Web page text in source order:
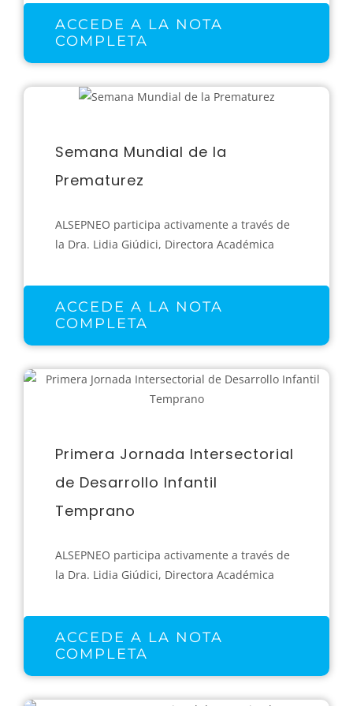
ACCEDE A LA NOTA
COMPLETA
Semana Mundial de la
Prematurez
ALSEPNEO participa activamente a través de
la Dra. Lidia Giúdici, Directora Académica
ACCEDE A LA NOTA
COMPLETA
Primera Jornada Intersectorial
de Desarrollo Infantil
Temprano
ALSEPNEO participa activamente a través de
la Dra. Lidia Giúdici, Directora Académica
ACCEDE A LA NOTA
COMPLETA